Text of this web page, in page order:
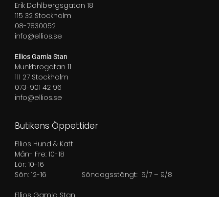
Erik Dahlbergsgatan 18
115 32 Stockholm
08-7830052
info@ellios.se
Ellios Gamla Stan
Munkbrogatan 11
111 27 Stockholm
073-901 42 96
info@ellios.se
Butikens Öppettider
Ellios Hund & Katt
Mån- Fre: 10-18
Lör: 10-16
Sön: 12-16 Söndagsstängt: 5/7 – 9/8